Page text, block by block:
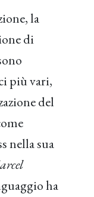
la
di
più vari,
del
nella sua
ha